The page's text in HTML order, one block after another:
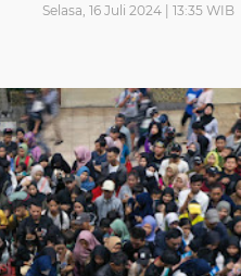
Selasa, 16 Juli 2024 | 13:35 WIB